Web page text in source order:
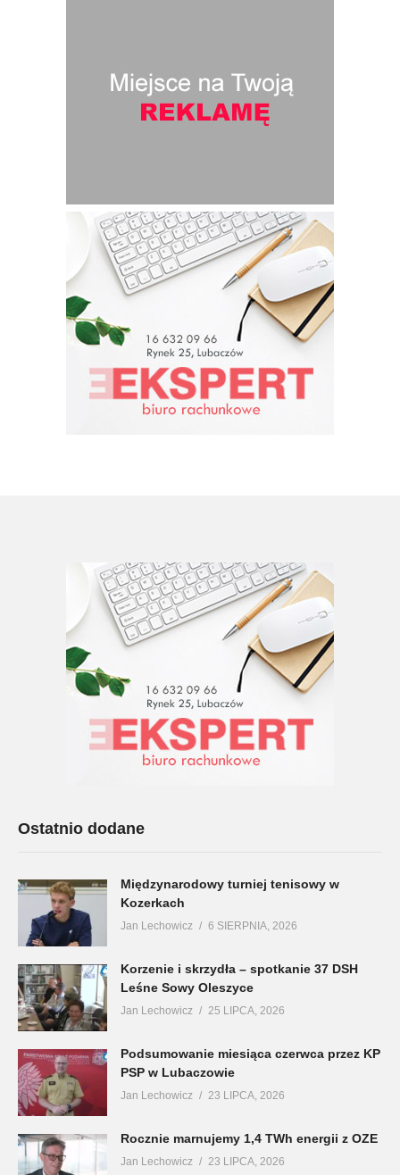
Ostatnio dodane
Międzynarodowy turniej tenisowy w
Kozerkach
Jan Lechowicz 6 SIERPNIA, 2026
Korzenie i skrzydła – spotkanie 37 DSH
Leśne Sowy Oleszyce
Jan Lechowicz 25 LIPCA, 2026
Podsumowanie miesiąca czerwca przez KP
PSP w Lubaczowie
Jan Lechowicz 23 LIPCA, 2026
Rocznie marnujemy 1,4 TWh energii z OZE
Jan Lechowicz 23 LIPCA, 2026